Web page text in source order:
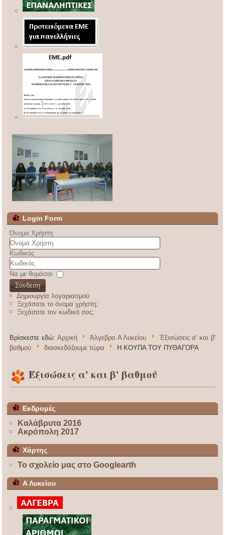
Login Form
Όνομα Χρήστη
Κωδικός
Να με θυμάσαι
Σύνδεση
Δημιουργία λογαριασμού
Ξεχάσατε το όνομα χρήστη;
Ξεχάσατε τον κωδικό σας;
Βρίσκεστε εδώ: Αρχική Άλγεβρα Α Λυκείου
Έξισώσεις α' και β'
βαθμού
διασκεδάζουμε τώρα Η ΚΟΥΠΑ ΤΟΥ ΠΥΘΑΓΟΡΑ
Έξισώσεις α' και β' βαθμού
Εκδρομές
Καλάβρυτα 2016
Ακρόπολη 2017
Χάρτης
Το σχολείο μας στο Googlearth
Α Λυκείου